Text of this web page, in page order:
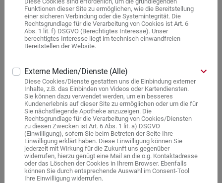
G|I|B Panthenol Creme N
ist eine hochwertige Schutz- und Pflegecreme. Panthenol, auch
Dexpanthenol genannt bzw. Vitamin B5, spendet der Haut Feuchtigkeit.
Mithilfe des Pro-Vitamins Dexpanthenol wird der Wiederaufbau der
Hautbarriere unterstützt. Frei von Farb- und Duftstoffen
G|I|B Paracetamol
Funktionen dieser Site zu ermöglichen, wie die Bereitstellung
einer sicheren Verbindung oder die Systemintegrität. Die
Rechtsgrundlage für die Verarbeitung von Cookies ist Art. 6
Abs. 1 lit. f) DSGVO (Berechtigtes Interesse). Unser
berechtigtes Interesse liegt im technisch einwandfreien
Bereitstellen der Website.
Externe Medien/Dienste (Alle) keyboard_arrow_down
Diese Cookies/Dienste gestatten uns die Einbindung externer
Inhalte, z.B. das Einbinden von Videos oder Kartendiensten.
Sie können dazu verwendet werden, um ein besseres
Kundenerlebnis auf dieser Site zu ermöglichen oder um die für
Sie nächstliegende Apotheke anzuzeigen. Die
Rechtsgrundlage für die Verarbeitung von Cookies/Diensten
zu diesen Zwecken ist Art. 6 Abs. 1 lit. a) DSGVO
(Einwilligung), sofern Sie beim Betreten der Seite Ihre
Einwilligung erklärt haben. Diese Einwilligung können Sie
jederzeit mit Wirkung für die Zukunft uns gegenüber
widerrufen, hierzu genügt eine Mail an die o.g. Kontaktadresse
oder das Löschen der Cookies in Ihrem Browser. Ebenfalls
können Sie durch entsprechende Auswahl im Consent-Tool
Ihre Einwilligung widerrufen.